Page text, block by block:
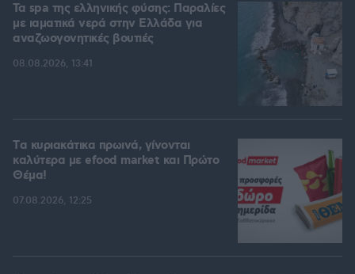
Τα spa της ελληνικής φύσης: Παραλίες
με ιαματικά νερά στην Ελλάδα για
αναζωογονητικές βουτιές
08.08.2026, 13:41
Tα κυριακάτικα πρωινά, γίνονται
καλύτερα με efood market και Πρώτο
Θέμα!
07.08.2026, 12:25